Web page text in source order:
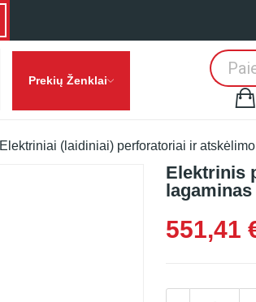
Prekių Ženklai
Elektriniai (laidiniai) perforatoriai ir
Elektrinis
lagaminas
551,41